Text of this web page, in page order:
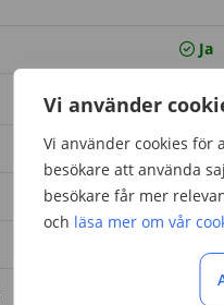
Vi använder
Vi använder cookies för
besökare att använda
besökare får mer
och läsa mer om vår
Ja
Ja
60 fps
8